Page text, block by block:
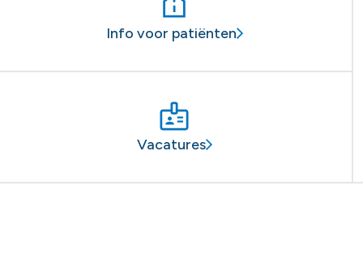
Info voor patiënten
Vacatures